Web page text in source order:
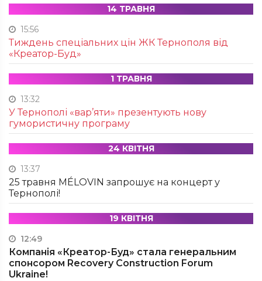
14 ТРАВНЯ
15:56
Тиждень спеціальних цін ЖК Тернополя від
«Креатор-Буд»
1 ТРАВНЯ
13:32
У Тернополі «вар’яти» презентують нову
гумористичну програму
24 КВІТНЯ
13:37
25 травня MÉLOVIN запрошує на концерт у
Тернополі!
19 КВІТНЯ
12:49
Компанія «Креатор-Буд» стала генеральним
спонсором Recovery Construction Forum
Ukraine!